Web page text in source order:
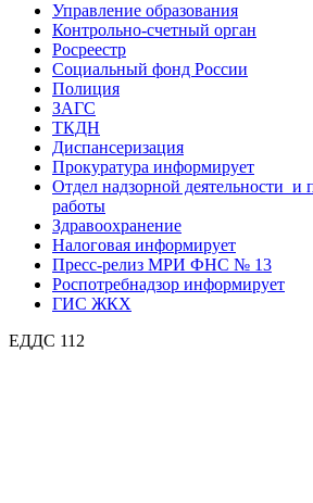
Управление образования
Контрольно-счетный орган
Росреестр
Социальный фонд России
Полиция
ЗАГС
ТКДН
Диспансеризация
Прокуратура информирует
Отдел надзорной деятельности и
работы
Здравоохранение
Налоговая информирует
Пресс-релиз МРИ ФНС № 13
Роспотребнадзор информирует
ГИС ЖКХ
ЕДДС 112